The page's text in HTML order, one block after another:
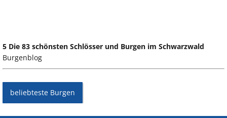
5 Die 83 schönsten Schlösser und Burgen im Schwarzwald
Burgenblog
beliebteste Burgen